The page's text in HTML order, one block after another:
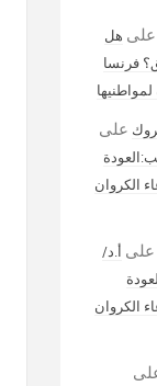
على هل
فرنسا
على
الكروان
على أ.د/
الكروان